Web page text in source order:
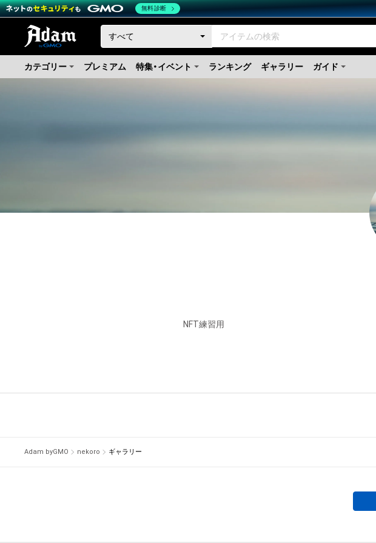
カテゴリー プレミアム 特集・イベント ランキング ギャラリー ガイド
NFT練習用
Adam byGMO nekoro ギャラリー
無料診断